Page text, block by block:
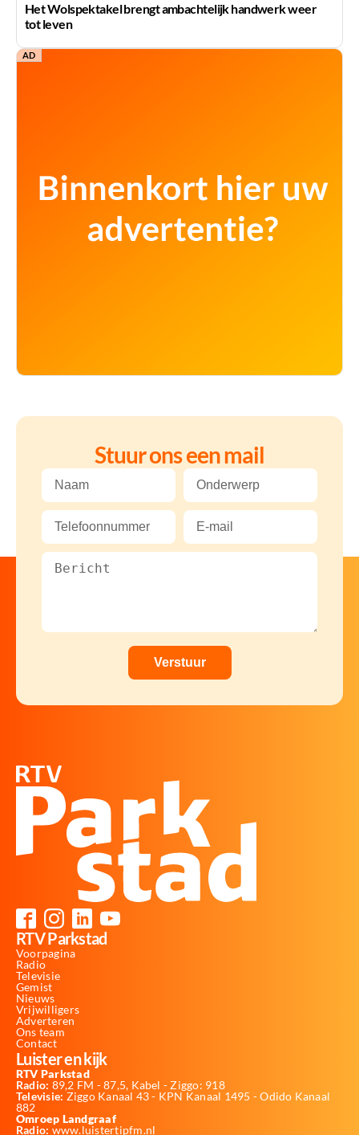
Het Wolspektakel brengt ambachtelijk handwerk weer
tot leven
AD
Stuur ons een mail
RTV Parkstad
Voorpagina
Radio
Televisie
Gemist
Nieuws
Vrijwilligers
Adverteren
Ons team
Contact
Luister en kijk
RTV Parkstad
Radio: 89,2 FM - 87,5, Kabel - Ziggo: 918
Televisie: Ziggo Kanaal 43 - KPN Kanaal 1495 - Odido Kanaal
882
Omroep Landgraaf
Radio: www.luistertipfm.nl